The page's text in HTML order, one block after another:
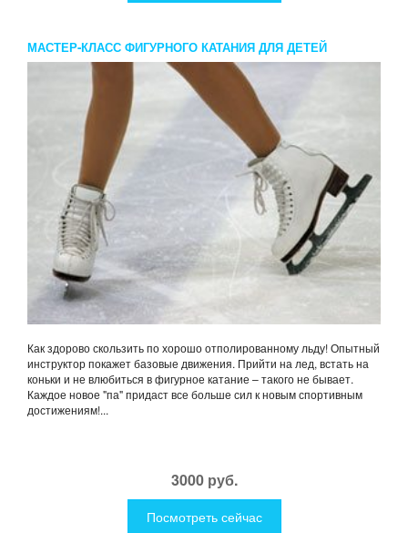
МАСТЕР-КЛАСС ФИГУРНОГО КАТАНИЯ ДЛЯ ДЕТЕЙ
Как здорово скользить по хорошо отполированному льду! Опытный
инструктор покажет базовые движения. Прийти на лед, встать на
коньки и не влюбиться в фигурное катание – такого не бывает.
Каждое новое "па" придаст все больше сил к новым спортивным
достижениям!...
3000 руб.
Посмотреть сейчас